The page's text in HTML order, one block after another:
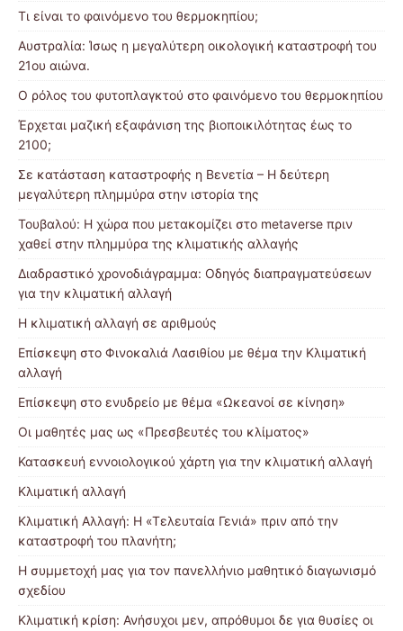
Τι είναι το φαινόμενο του θερμοκηπίου;
Αυστραλία: Ίσως η μεγαλύτερη οικολογική καταστροφή του
21ου αιώνα.
Ο ρόλος του φυτοπλαγκτού στο φαινόμενο του θερμοκηπίου
Έρχεται μαζική εξαφάνιση της βιοποικιλότητας έως το
2100;
Σε κατάσταση καταστροφής η Βενετία – Η δεύτερη
μεγαλύτερη πλημμύρα στην ιστορία της
Τουβαλού: Η χώρα που μετακομίζει στο metaverse πριν
χαθεί στην πλημμύρα της κλιματικής αλλαγής
Διαδραστικό χρονοδιάγραμμα: Οδηγός διαπραγματεύσεων
για την κλιματική αλλαγή
Η κλιματική αλλαγή σε αριθμούς
Επίσκεψη στο Φινοκαλιά Λασιθίου με θέμα την Κλιματική
αλλαγή
Επίσκεψη στο ενυδρείο με θέμα «Ωκεανοί σε κίνηση»
Οι μαθητές μας ως «Πρεσβευτές του κλίματος»
Κατασκευή εννοιολογικού χάρτη για την κλιματική αλλαγή
Κλιματική αλλαγή
Κλιματική Αλλαγή: Η «Τελευταία Γενιά» πριν από την
καταστροφή του πλανήτη;
H συμμετοχή μας για τον πανελλήνιο μαθητικό διαγωνισμό
σχεδίου
Κλιματική κρίση: Ανήσυχοι μεν, απρόθυμοι δε για θυσίες οι